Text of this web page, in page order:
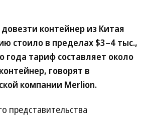
контейнер из Китая
стоило в пределах $3–4 тыс.,
года тариф составляет около
говорят в
компании Merlion.
представительства